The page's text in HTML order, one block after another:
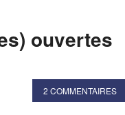
ouvertes
2 COMMENTAIRES